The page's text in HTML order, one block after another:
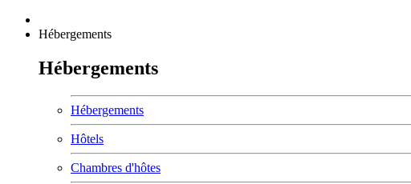
Hébergements
Hébergements
Hébergements
Hôtels
Chambres d'hôtes